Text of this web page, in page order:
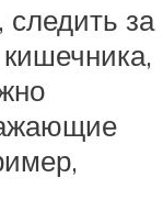
следить за